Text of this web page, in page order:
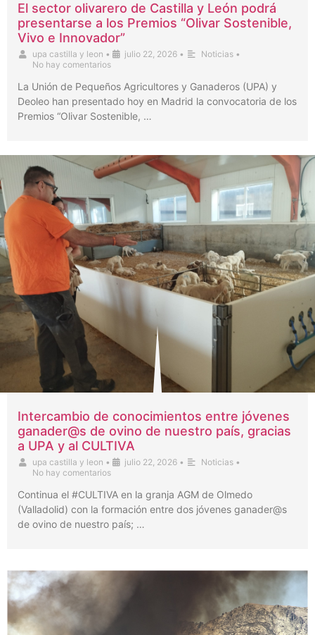
El sector olivarero de Castilla y León podrá
presentarse a los Premios “Olivar Sostenible,
Vivo e Innovador”
upa castilla y leon • julio 22, 2026 • Noticias •
No hay comentarios
La Unión de Pequeños Agricultores y Ganaderos (UPA) y
Deoleo han presentado hoy en Madrid la convocatoria de los
Premios “Olivar Sostenible, …
Intercambio de conocimientos entre jóvenes
ganader@s de ovino de nuestro país, gracias
a UPA y al CULTIVA
upa castilla y leon • julio 22, 2026 • Noticias •
No hay comentarios
Continua el #CULTIVA en la granja AGM de Olmedo
(Valladolid) con la formación entre dos jóvenes ganader@s
de ovino de nuestro país; …